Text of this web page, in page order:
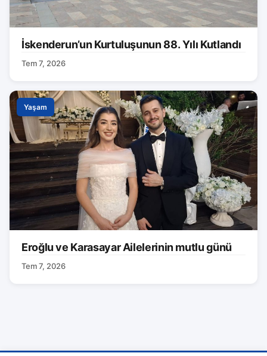
İskenderun’un Kurtuluşunun 88. Yılı Kutlandı
Tem 7, 2026
Yaşam
Eroğlu ve Karasayar Ailelerinin mutlu günü
Tem 7, 2026